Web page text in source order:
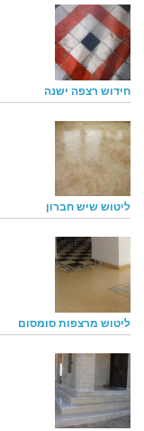
חידוש רצפה ישנה
ליטוש שיש חברון
ליטוש מרצפות סומסום